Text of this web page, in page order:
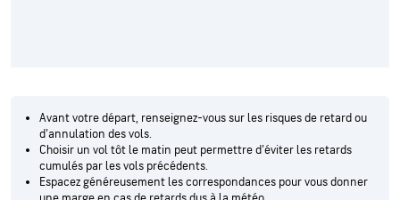
Avant votre départ, renseignez-vous sur les risques de retard ou
d'annulation des vols.
Choisir un vol tôt le matin peut permettre d'éviter les retards
cumulés par les vols précédents.
Espacez généreusement les correspondances pour vous donner